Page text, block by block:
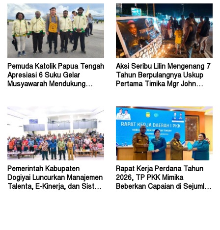
Pemuda Katolik Papua Tengah
Apresiasi 6 Suku Gelar
Musyawarah Mendukung
Aksi Seribu Lilin Mengenang 7
Tahun Berpulangnya Uskup
Pertama Timika Mgr John
Pemerintah Kabupaten
Dogiyai Luncurkan Manajemen
Talenta, E-Kinerja, dan Sistem
Rapat Kerja Perdana Tahun
2026, TP PKK Mimika
Beberkan Capaian di Sejumlah